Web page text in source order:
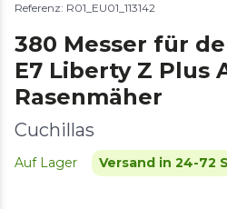
Referenz: R01_EU01_113142
380 Messer für
E7 Liberty Z Plus
Rasenmäher
Cuchillas
Auf Lager Versand in 24-72